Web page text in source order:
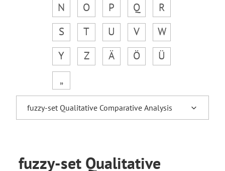
N
O P Q
R
S
T U V
W
Y
Z Ä Ö
Ü
„
fuzzy-set Qualitative